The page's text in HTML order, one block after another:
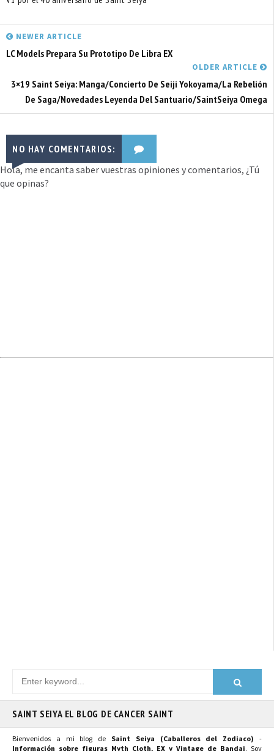
NEWER ARTICLE
LC Models Prepara Su Prototipo De Libra EX
OLDER ARTICLE
3×19 Saint Seiya: Manga/Concierto De Seiji Yokoyama/La Rebelión
De Saga/Novedades Leyenda Del Santuario/SaintSeiya Omega
NO HAY COMENTARIOS:
Hola, me encanta saber vuestras opiniones y comentarios, ¿Tú
que opinas?
SAINT SEIYA EL BLOG DE CANCER SAINT
Bienvenidos a mi blog de Saint Seiya (Caballeros del Zodiaco) -
Información sobre figuras Myth Cloth, EX y Vintage de Bandai. Soy